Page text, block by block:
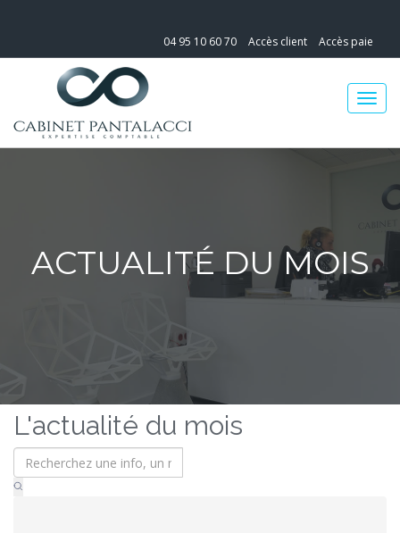
04 95 10 60 70 Accès client Accès paie
ACTUALITÉ DU MOIS
L'actualité du mois